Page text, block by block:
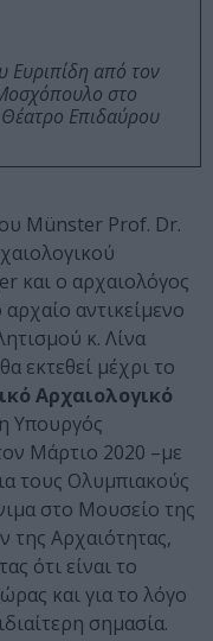
Ευριπίδη από τον
στο
Επιδαύρου
Münster Prof. Dr.
και ο αρχαιολόγος
αντικείμενο
κ. Λίνα
εκτεθεί μέχρι το
Αρχαιολογικό
Υπουργός
Μάρτιο 2020 –με
τους Ολυμπιακούς
στο Μουσείο της
της Αρχαιότητας,
ότι είναι το
και για το λόγο
σημασία.